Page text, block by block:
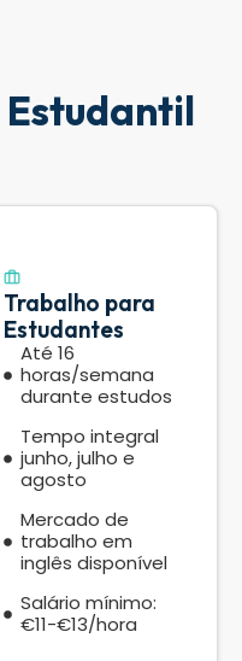
Trabalho para
Estudantes
Até 16
horas/semana
durante estudos
Tempo integral
junho, julho e
agosto
Mercado de
trabalho em
inglês disponível
Salário mínimo:
€11-€13/hora